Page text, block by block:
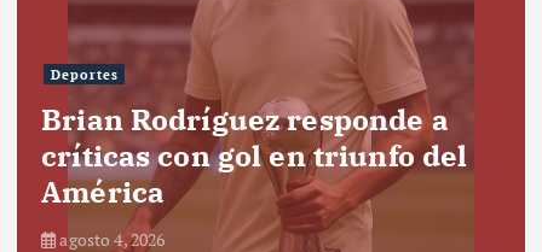
Deportes
Brian Rodríguez responde a
críticas con gol en triunfo del
América
agosto 4, 2026